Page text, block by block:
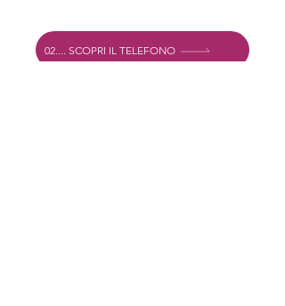
02.... SCOPRI IL TELEFONO